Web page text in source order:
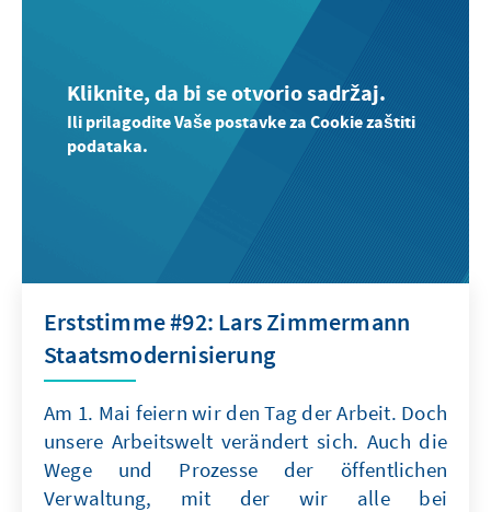
Kliknite, da bi se otvorio sadržaj.
Ili prilagodite Vaše postavke za Cookie zaštiti
podataka.
Erststimme #92: Lars Zimmermann
Staatsmodernisierung
Am 1. Mai feiern wir den Tag der Arbeit. Doch
unsere Arbeitswelt verändert sich. Auch die
Wege und Prozesse der öffentlichen
Verwaltung, mit der wir alle bei